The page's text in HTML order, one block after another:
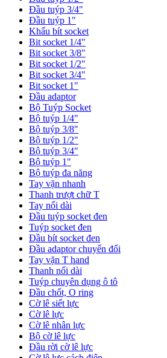
Đầu tuýp 3/4"
Đầu tuýp 1"
Khẩu bít socket
Bit socket 1/4"
Bit socket 3/8"
Bit socket 1/2"
Bit socket 3/4"
Bit socket 1"
Đầu adaptor
Bộ Tuýp Socket
Bộ tuýp 1/4"
Bộ tuýp 3/8"
Bộ tuýp 1/2"
Bộ tuýp 3/4"
Bộ tuýp 1"
Bộ tuýp đa năng
Tay vặn nhanh
Thanh trượt chữ T
Tay nối dài
Đầu tuýp socket đen
Tuýp socket đen
Đầu bít socket đen
Đầu adaptor chuyển đổi
Tay vặn T hand
Thanh nối dài
Tuýp chuyên dụng ô tô
Đầu chốt, O ring
Cờ lê siết lực
Cờ lê lực
Cờ lê nhân lực
Bộ cờ lê lực
Đầu rời cờ lê lực